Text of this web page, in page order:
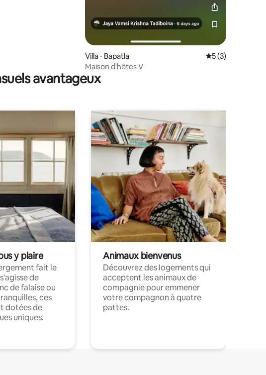
Villa ⋅ Bapatla Évaluation
5 (3)
Maison d'hôtes V
avantageux
y plaire
fait le
de
de falaise ou
ces
dotées de
uniques.
Animaux bienvenus
Découvrez des logements qui
acceptent les animaux de
compagnie pour emmener
votre compagnon à quatre
pattes.